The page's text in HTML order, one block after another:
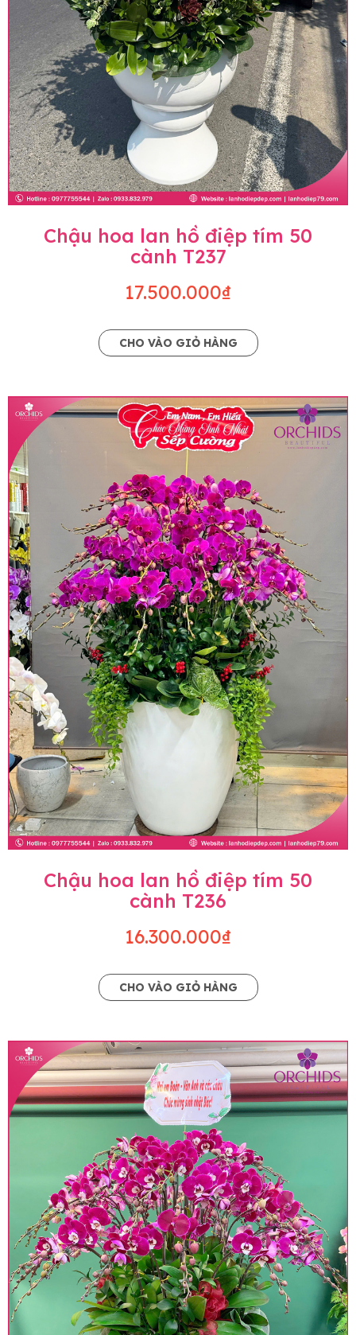
Chậu hoa lan hồ điệp tím 50
cành T237
17.500.000₫
CHO VÀO GIỎ HÀNG
Chậu hoa lan hồ điệp tím 50
cành T236
16.300.000₫
CHO VÀO GIỎ HÀNG